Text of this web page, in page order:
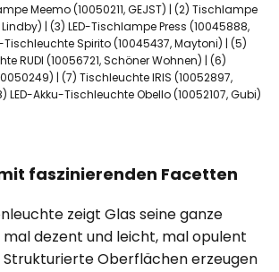
Meemo (10050211, GEJST) | (2) Tischlampe
| (3) LED-Tischlampe Press (10045888,
Tischleuchte Spirito (10045437, Maytoni) | (5)
RUDI (10056721, Schöner Wohnen) | (6)
| (7) Tischleuchte IRIS (10052897,
LED-Akku-Tischleuchte Obello (10052107, Gubi)
faszinierenden Facetten
zeigt Glas seine ganze
dezent und leicht, mal opulent
Strukturierte Oberflächen erzeugen